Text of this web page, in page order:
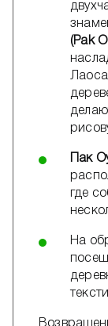
(Pak
Пак
где
На